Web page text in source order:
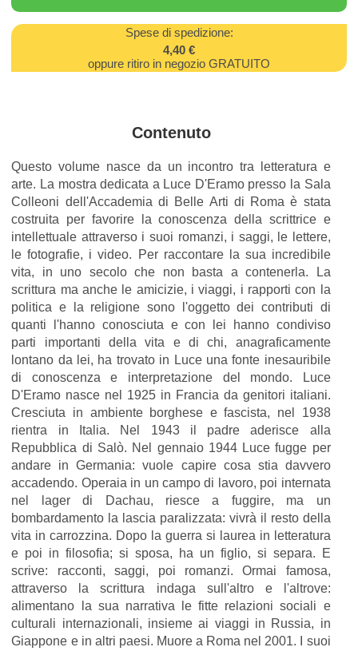
Spese di spedizione:
4,40 €
oppure ritiro in negozio GRATUITO
Contenuto
Questo volume nasce da un incontro tra letteratura e
arte. La mostra dedicata a Luce D'Eramo presso la Sala
Colleoni dell'Accademia di Belle Arti di Roma è stata
costruita per favorire la conoscenza della scrittrice e
intellettuale attraverso i suoi romanzi, i saggi, le lettere,
le fotografie, i video. Per raccontare la sua incredibile
vita, in uno secolo che non basta a contenerla. La
scrittura ma anche le amicizie, i viaggi, i rapporti con la
politica e la religione sono l'oggetto dei contributi di
quanti l'hanno conosciuta e con lei hanno condiviso
parti importanti della vita e di chi, anagraficamente
lontano da lei, ha trovato in Luce una fonte inesauribile
di conoscenza e interpretazione del mondo. Luce
D'Eramo nasce nel 1925 in Francia da genitori italiani.
Cresciuta in ambiente borghese e fascista, nel 1938
rientra in Italia. Nel 1943 il padre aderisce alla
Repubblica di Salò. Nel gennaio 1944 Luce fugge per
andare in Germania: vuole capire cosa stia davvero
accadendo. Operaia in un campo di lavoro, poi internata
nel lager di Dachau, riesce a fuggire, ma un
bombardamento la lascia paralizzata: vivrà il resto della
vita in carrozzina. Dopo la guerra si laurea in letteratura
e poi in filosofia; si sposa, ha un figlio, si separa. E
scrive: racconti, saggi, poi romanzi. Ormai famosa,
attraverso la scrittura indaga sull'altro e l'altrove:
alimentano la sua narrativa le fitte relazioni sociali e
culturali internazionali, insieme ai viaggi in Russia, in
Giappone e in altri paesi. Muore a Roma nel 2001. I suoi